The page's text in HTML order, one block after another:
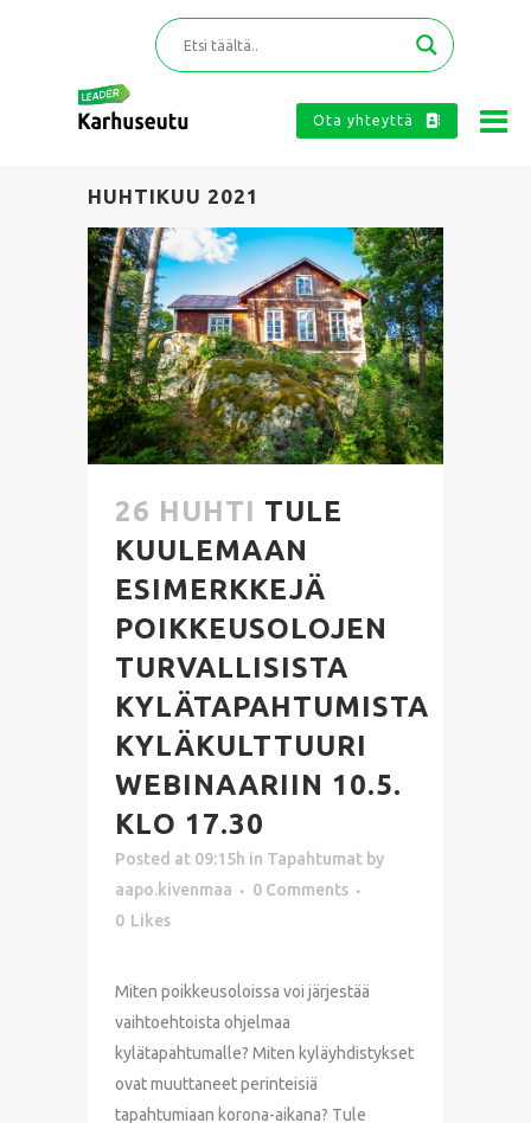
Ota yhteyttä
HUHTIKUU 2021
26 HUHTI TULE
KUULEMAAN
ESIMERKKEJÄ
POIKKEUSOLOJEN
TURVALLISISTA
KYLÄTAPAHTUMISTA
KYLÄKULTTUURI
WEBINAARIIN 10.5.
KLO 17.30
Posted at 09:15h in Tapahtumat by
aapo.kivenmaa
0 Comments
0 Likes
Miten poikkeusoloissa voi järjestää
vaihtoehtoista ohjelmaa
kylätapahtumalle? Miten kyläyhdistykset
ovat muuttaneet perinteisiä
tapahtumiaan korona-aikana? Tule